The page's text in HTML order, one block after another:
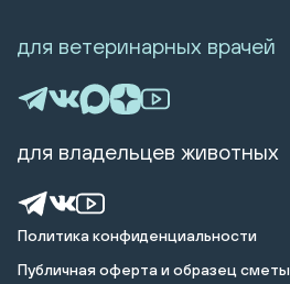
Политика конфиденциальности
Публичная оферта и образец сметы
для ветеринарных врачей
для владельцев животных